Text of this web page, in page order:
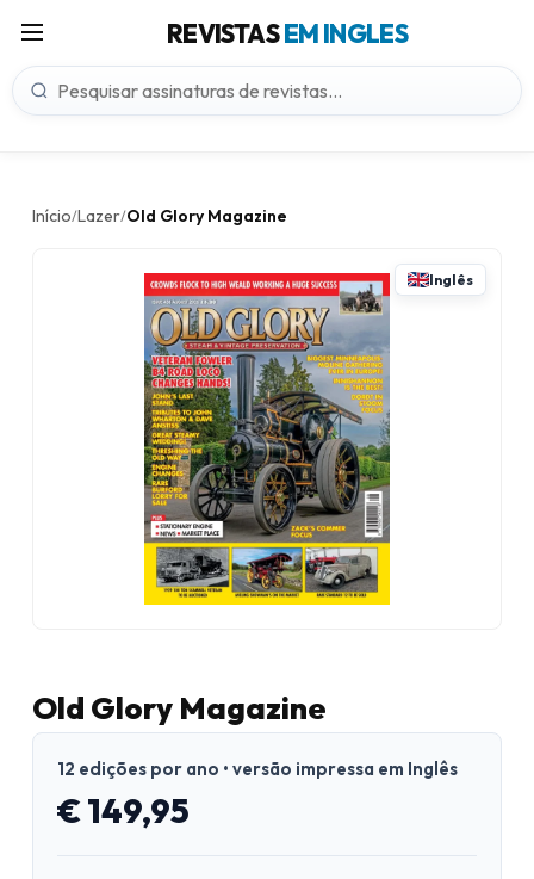
REVISTASEM INGLES
Início/Lazer/Old Glory Magazine
Inglês
Old Glory Magazine
12 edições por ano • versão impressa em Inglês
€ 149,95